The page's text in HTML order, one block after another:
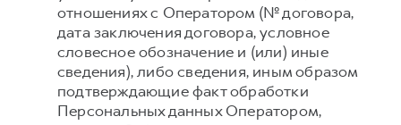
отношениях с Оператором (№ договора,
дата заключения договора, условное
словесное обозначение и (или) иные
сведения), либо сведения, иным образом
подтверждающие факт обработки
Персональных данных Оператором,